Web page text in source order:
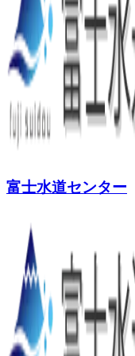
富士水道センター